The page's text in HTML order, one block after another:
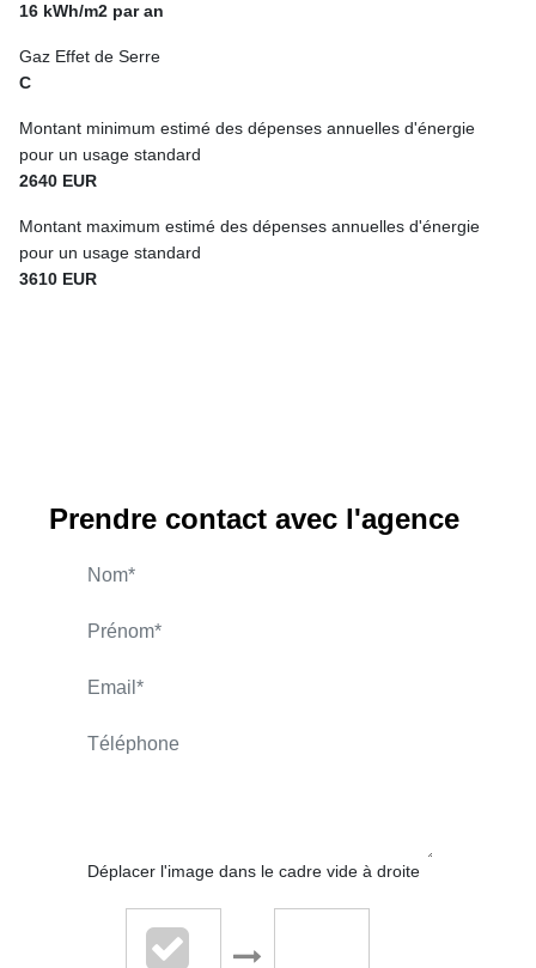
16 kWh/m2 par an
Gaz Effet de Serre
C
Montant minimum estimé des dépenses annuelles d'énergie
pour un usage standard
2640 EUR
Montant maximum estimé des dépenses annuelles d'énergie
pour un usage standard
3610 EUR
Prendre contact avec l'agence
Déplacer l'image dans le cadre vide à droite